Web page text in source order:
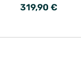
319,90 €